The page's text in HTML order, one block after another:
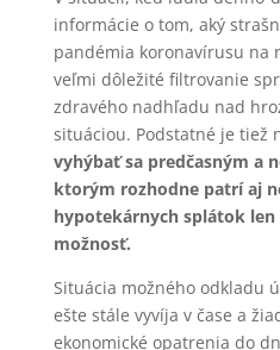
informácie o tom, aký
pandémia koronavírusu na
veľmi dôležité filtrovanie
zdravého nadhľadu nad
situáciou. Podstatné je tiež
vyhýbať sa predčasným a
ktorým rozhodne patrí aj
hypotekárnych splátok
možnosť.
Situácia možného odkladu
ešte stále vyvíja v čase a
ekonomické opatrenia do